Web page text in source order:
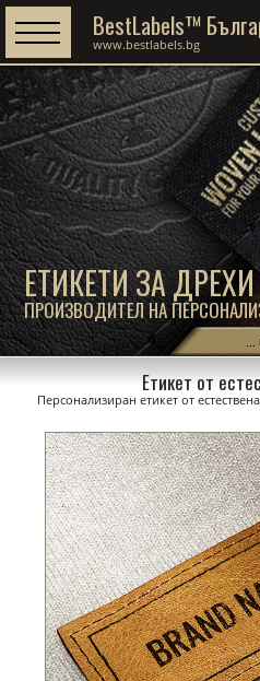
ЕТИКЕТИ ЗА ДРЕХИ
ПРОИЗВОДИТЕЛ НА
BestLabels™
www.bestlabels.bg
Етикет от
Персонализиран етикет от